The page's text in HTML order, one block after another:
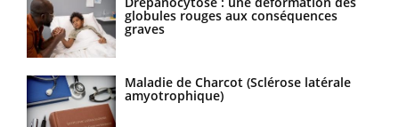
globules rouges aux conséquences
graves
Maladie de Charcot (Sclérose latérale
amyotrophique)